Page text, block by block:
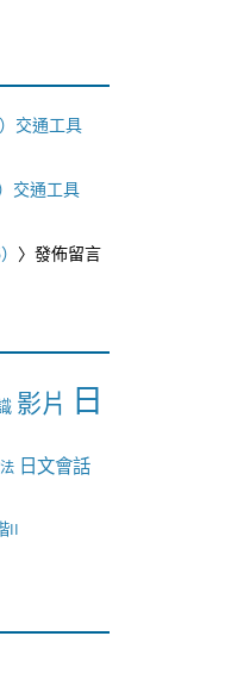
交通工具
交通工具
〉發佈留言
影片 日
日文會話
II